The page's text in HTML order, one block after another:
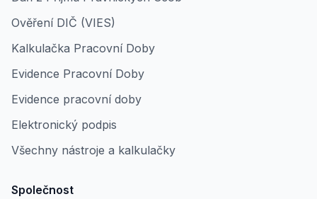
Ověření DIČ (VIES)
Kalkulačka Pracovní Doby
Evidence Pracovní Doby
Evidence pracovní doby
Elektronický podpis
Všechny nástroje a kalkulačky
Společnost